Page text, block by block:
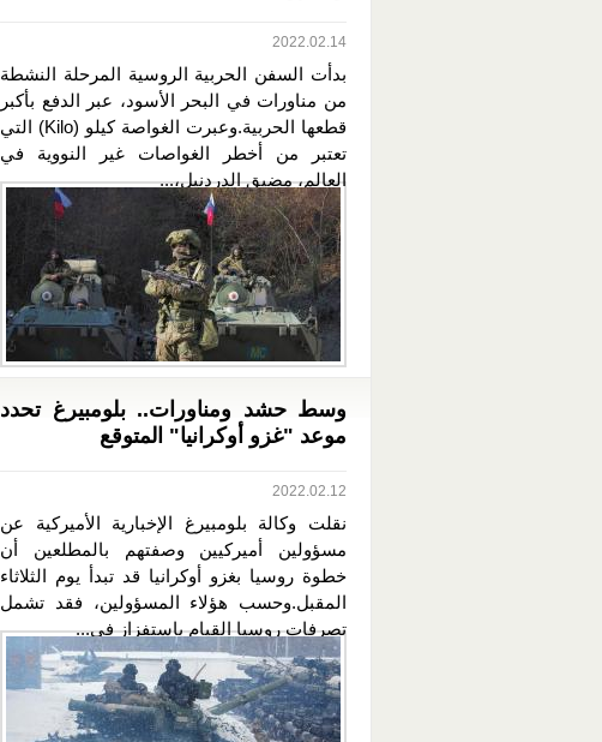
2022.02.14
بدأت السفن الحربية الروسية المرحلة النشطة
من مناورات في البحر الأسود، عبر الدفع بأكبر
قطعها الحربية.وعبرت الغواصة كيلو (Kilo) التي
تعتبر من أخطر الغواصات غير النووية في
العالم، مضيق الدردنيل،...
وسط حشد ومناورات.. بلومبيرغ تحدد
موعد "غزو أوكرانيا" المتوقع
2022.02.12
نقلت وكالة بلومبيرغ الإخبارية الأميركية عن
مسؤولين أميركيين وصفتهم بالمطلعين أن
خطوة روسيا بغزو أوكرانيا قد تبدأ يوم الثلاثاء
المقبل.وحسب هؤلاء المسؤولين، فقد تشمل
تصرفات روسيا القيام باستفزاز في...